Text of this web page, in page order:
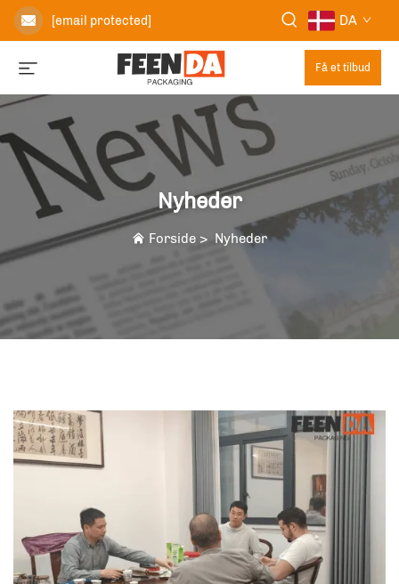
[email protected] DA
Få et tilbud
Nyheder
Forside > Nyheder